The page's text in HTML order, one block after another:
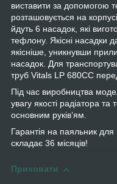
виставити за допомогою
розташовується на
йдуть 6 насадок, які
тефлону. Якісні насадки
якісніше, уникнувши
насадок. Для
труб Vitals LP 680CC
Під час виробництва
увагу якості радіатора
основним руків’ям.
Гарантія на паяльник
складає 36 місяців!
Приховати